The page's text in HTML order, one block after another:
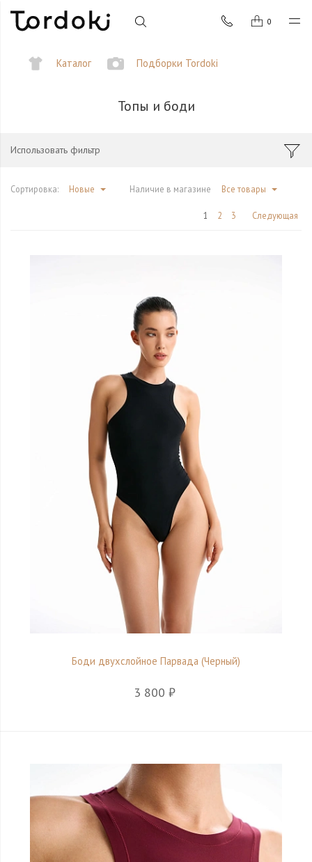
0
Каталог Подборки Tordoki
Топы и боди
Использовать фильтр
Сортировка: Новые Наличие в магазине Все товары
1 2 3 Следующая
Боди двухслойное Парвада (Черный)
3 800 ₽